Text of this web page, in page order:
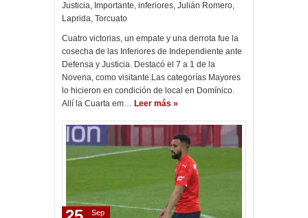
Justicia, Importante, inferiores, Julián Romero,
Laprida, Torcuato
Cuatro victorias, un empate y una derrota fue la
cosecha de las Inferiores de Independiente ante
Defensa y Justicia. Destacó el 7 a 1 de la
Novena, como visitante.Las categorías Mayores
lo hicieron en condición de local en Domínico.
Allí la Cuarta em… Leer más »
Sep